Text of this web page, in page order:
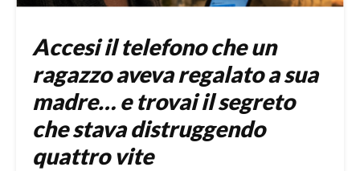
Accesi il telefono che un
ragazzo aveva regalato a sua
madre… e trovai il segreto
che stava distruggendo
quattro vite